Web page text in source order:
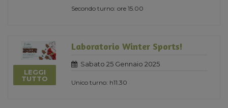
Secondo turno: ore 15.00
LEGGI
TUTTO
Laboratorio Winter Sports!
Sabato 25 Gennaio 2025
Unico turno: h11.30